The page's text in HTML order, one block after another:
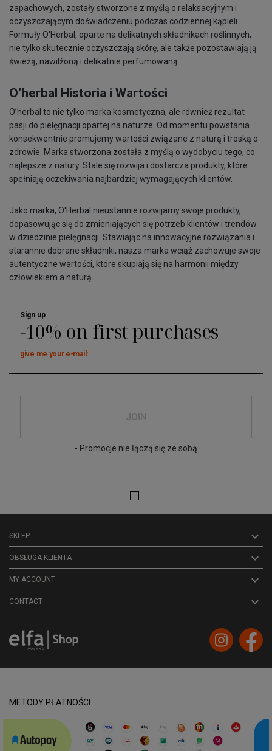
zapachowych, zostały stworzone z myślą o relaksacyjnym i
oczyszczającym doświadczeniu podczas codziennej kąpieli.
Formuły O'Herbal, oparte na delikatnych składnikach roślinnych,
nie tylko skutecznie oczyszczają skórę, ale także pozostawiają ją
świeżą, nawilżoną i delikatnie perfumowaną.
O’herbal Historia i Wartości
O’herbal to nie tylko marka kosmetyczna, ale również rezultat
pasji do pielęgnacji opartej na naturze. Od momentu powstania
konsekwentnie promujemy wartości związane z naturą i troską o
zdrowie. Marka stworzona została z myślą o wydobyciu tego, co
najlepsze z natury. Stale się rozwija i dostarcza produkty, które
spełniają oczekiwania najbardziej wymagających klientów.
Jako marka, O'Herbal nieustannie rozwijamy swoje produkty,
dopasowując się do zmieniających się potrzeb klientów i trendów
w dziedzinie pielęgnacji. Stawiając na innowacyjne rozwiązania i
starannie dobrane składniki, nasza marka wciąż zachowuje swoje
autentyczne wartości, które skupiają się na harmonii między
człowiekiem a naturą.
Sign up
-10% on first purchases
give me your e-mail:
JOIN
- Promocje nie łączą się ze sobą
SKLEP 
OBSŁUGA KLIENTA 
MY ACCOUNT 
CONTACT keyboard_arrow_down
METODY PŁATNOŚCI